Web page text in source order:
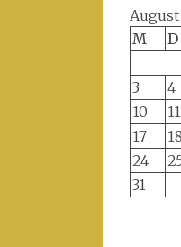
M
D
3
4
10
11
17
18
24
31